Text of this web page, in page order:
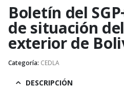
Boletín del
de situación
exterior de
Categoría: CEDLA
DESCRIPCIÓN